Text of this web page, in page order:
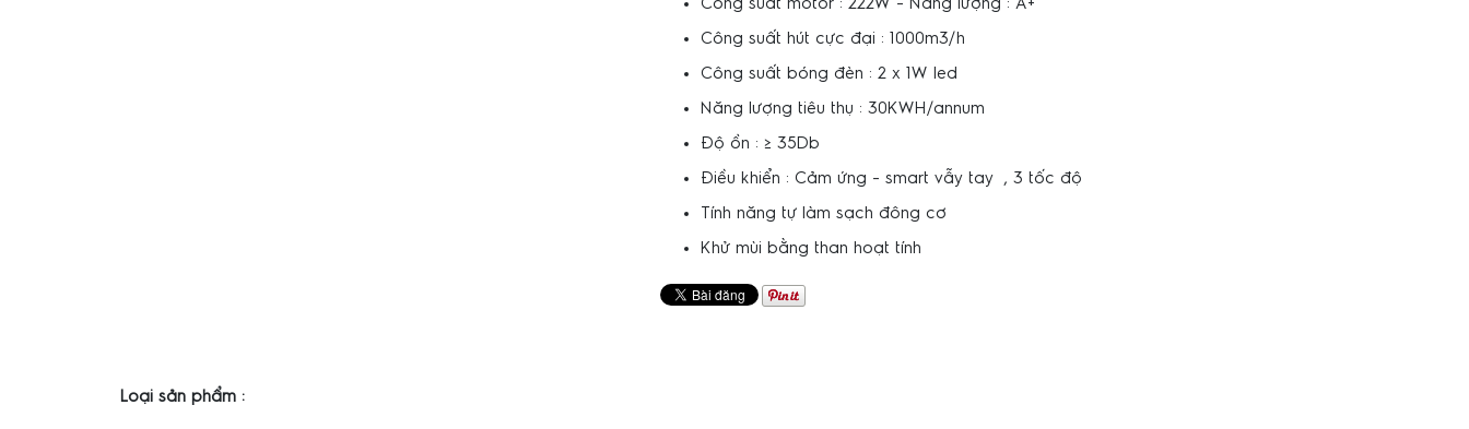
Công suất motor : 222W - Năng lượng : A+
Công suất hút cực đại : 1000m3/h
Công suất bóng đèn : 2 x 1W led
Năng lượng tiêu thụ : 30KWH/annum
Độ ồn : ≥ 35Db
Điều khiển : Cảm ứng - smart vẫy tay , 3 tốc độ
Tính năng tự làm sạch đông cơ
Khử mùi bằng than hoạt tính
Loại sản phẩm :